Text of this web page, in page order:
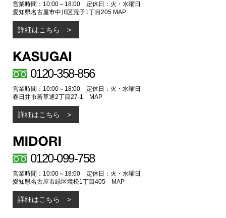
営業時間：10:00～18:00 定休日：火・水曜日
愛知県名古屋市中川区荒子1丁目205 MAP
詳細はこちら
0120-358-856
営業時間：10:00～18:00 定休日：火・水曜日
春日井市若草通2丁目27-1
MAP
詳細はこちら
0120-099-758
営業時間：10:00～18:00 定休日：火・水曜日
愛知県名古屋市緑区境松1丁目405
MAP
詳細はこちら